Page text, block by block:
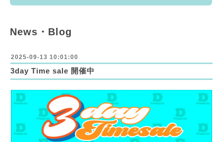
News・Blog
2025-09-13 10:01:00
3day Time sale 開催中